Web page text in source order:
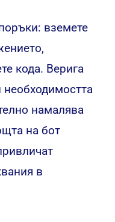
вземете
кода. Верига
намалява
на бот
в